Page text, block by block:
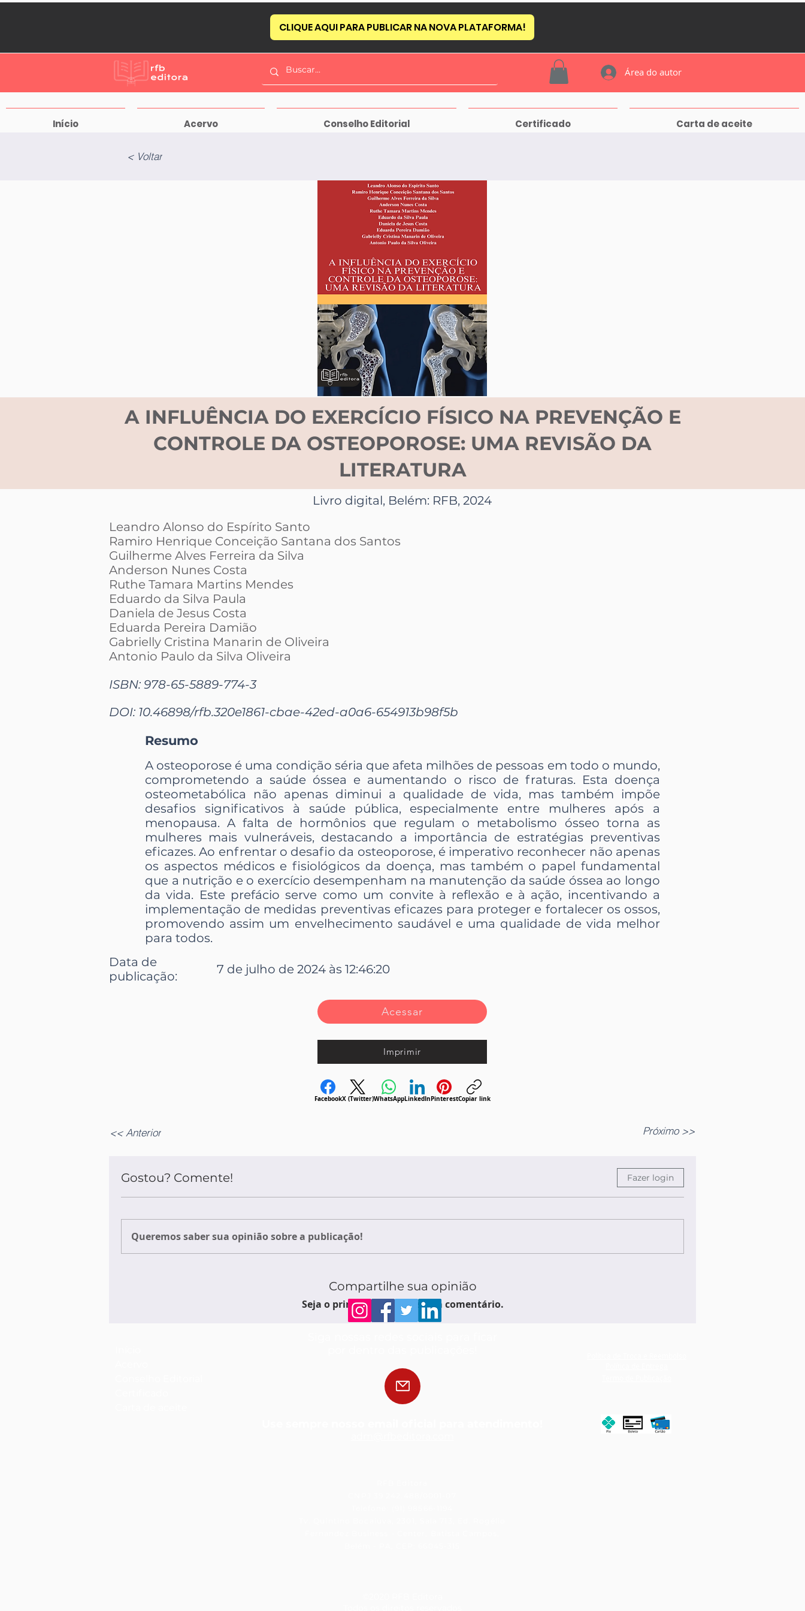
CLIQUE AQUI PARA PUBLICAR NA NOVA PLATAFORMA!
Área do autor
Início Acervo Conselho Editorial Certificado Carta de aceite
< Voltar
A INFLUÊNCIA DO EXERCÍCIO FÍSICO NA PREVENÇÃO E
CONTROLE DA OSTEOPOROSE: UMA REVISÃO DA
LITERATURA
Livro digital, Belém: RFB, 2024
Leandro Alonso do Espírito Santo
Ramiro Henrique Conceição Santana dos Santos
Guilherme Alves Ferreira da Silva
Anderson Nunes Costa
Ruthe Tamara Martins Mendes
Eduardo da Silva Paula
Daniela de Jesus Costa
Eduarda Pereira Damião
Gabrielly Cristina Manarin de Oliveira
Antonio Paulo da Silva Oliveira
ISBN: 978-65-5889-774-3
DOI: 10.46898/rfb.320e1861-cbae-42ed-a0a6-654913b98f5b
Resumo
A osteoporose é uma condição séria que afeta milhões de pessoas em todo o mundo,
comprometendo a saúde óssea e aumentando o risco de fraturas. Esta doença
osteometabólica não apenas diminui a qualidade de vida, mas também impõe
desafios significativos à saúde pública, especialmente entre mulheres após a
menopausa. A falta de hormônios que regulam o metabolismo ósseo torna as
mulheres mais vulneráveis, destacando a importância de estratégias preventivas
eficazes. Ao enfrentar o desafio da osteoporose, é imperativo reconhecer não apenas
os aspectos médicos e fisiológicos da doença, mas também o papel fundamental
que a nutrição e o exercício desempenham na manutenção da saúde óssea ao longo
da vida. Este prefácio serve como um convite à reflexão e à ação, incentivando a
implementação de medidas preventivas eficazes para proteger e fortalecer os ossos,
promovendo assim um envelhecimento saudável e uma qualidade de vida melhor
para todos.
Data de
publicação: 7 de julho de 2024 às 12:46:20
Acessar
Imprimir
FacebookX (Twitter)WhatsAppLinkedInPinterestCopiar link
<< Anterior Próximo >>
Gostou? Comente! Fazer login
Queremos saber sua opinião sobre a publicação!
Compartilhe sua opinião
Seja o primeiro a escrever um comentário.